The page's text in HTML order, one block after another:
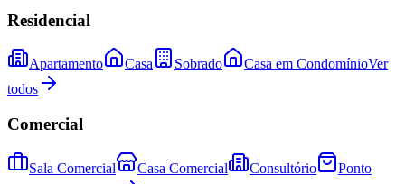
Residencial
Apartamento Casa Sobrado Casa em CondomínioVer
todos
Comercial
Sala Comercial Casa Comercial Consultório
Ponto